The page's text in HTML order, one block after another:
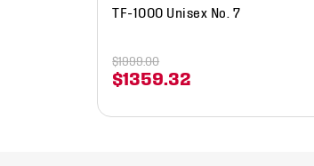
TF-1000 Unisex No. 7
$1359 32
$1999.00